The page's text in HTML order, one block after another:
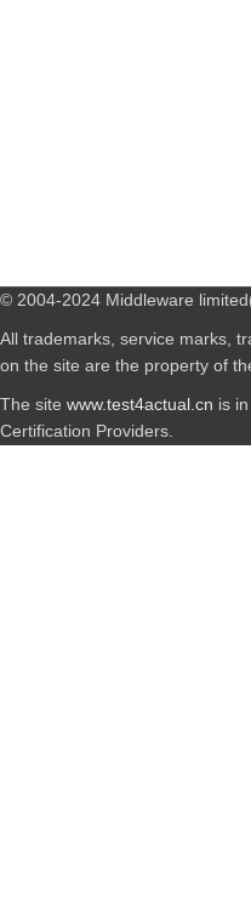
© 2004-2024 Middleware
All trademarks, service marks,
on the site are the property of
The site www.test4actual.cn is
Certification Providers.